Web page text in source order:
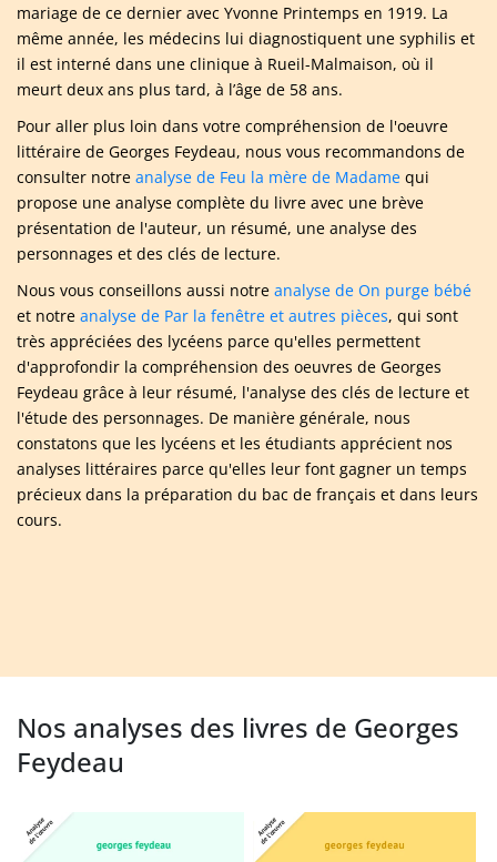
mariage de ce dernier avec Yvonne Printemps en 1919. La
même année, les médecins lui diagnostiquent une syphilis et
il est interné dans une clinique à Rueil-Malmaison, où il
meurt deux ans plus tard, à l’âge de 58 ans.
Pour aller plus loin dans votre compréhension de l'oeuvre
littéraire de Georges Feydeau, nous vous recommandons de
consulter notre analyse de Feu la mère de Madame qui
propose une analyse complète du livre avec une brève
présentation de l'auteur, un résumé, une analyse des
personnages et des clés de lecture.
Nous vous conseillons aussi notre analyse de On purge bébé
et notre analyse de Par la fenêtre et autres pièces, qui sont
très appréciées des lycéens parce qu'elles permettent
d'approfondir la compréhension des oeuvres de Georges
Feydeau grâce à leur résumé, l'analyse des clés de lecture et
l'étude des personnages. De manière générale, nous
constatons que les lycéens et les étudiants apprécient nos
analyses littéraires parce qu'elles leur font gagner un temps
précieux dans la préparation du bac de français et dans leurs
cours.
Nos analyses des livres de Georges
Feydeau